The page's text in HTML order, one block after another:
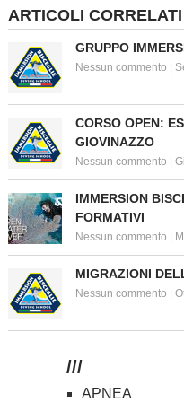
ARTICOLI CORRELATI
GRUPPO
Nessun commento
CORSO OPEN:
GIOVINAZZO
Nessun commento
IMMERSION
FORMATIVI
Nessun commento
MIGRAZIONI
Nessun commento
///
APNEA